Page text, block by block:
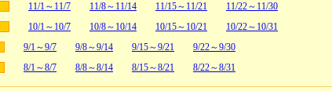
11/1～11/7 11/8～11/14 11/15～11/21
11/22～11/30
10/1～10/7 10/8～10/14 10/15～10/21
10/22～10/31
9/1～9/7 9/8～9/14 9/15～9/21
9/22～9/30
8/1～8/7 8/8～8/14 8/15～8/21 8/22～8/31